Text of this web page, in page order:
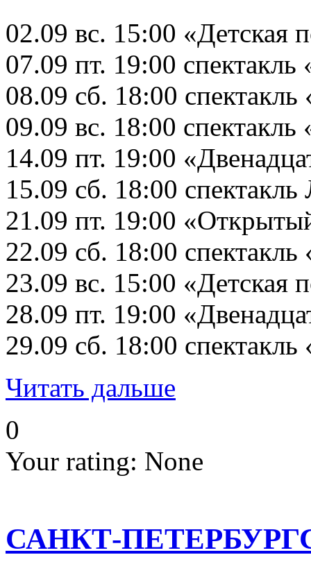
02.09 вс. 15:00 «Детская
07.09 пт. 19:00
08.09 сб. 18:00
09.09 вс. 18:00
14.09 пт. 19:00
15.09 сб. 18:00
21.09 пт. 19:00
22.09 сб. 18:00
23.09 вс. 15:00 «Детская
28.09 пт. 19:00
29.09 сб. 18:00 спектакль
Читать дальше
0
Your rating: None
САНКТ-